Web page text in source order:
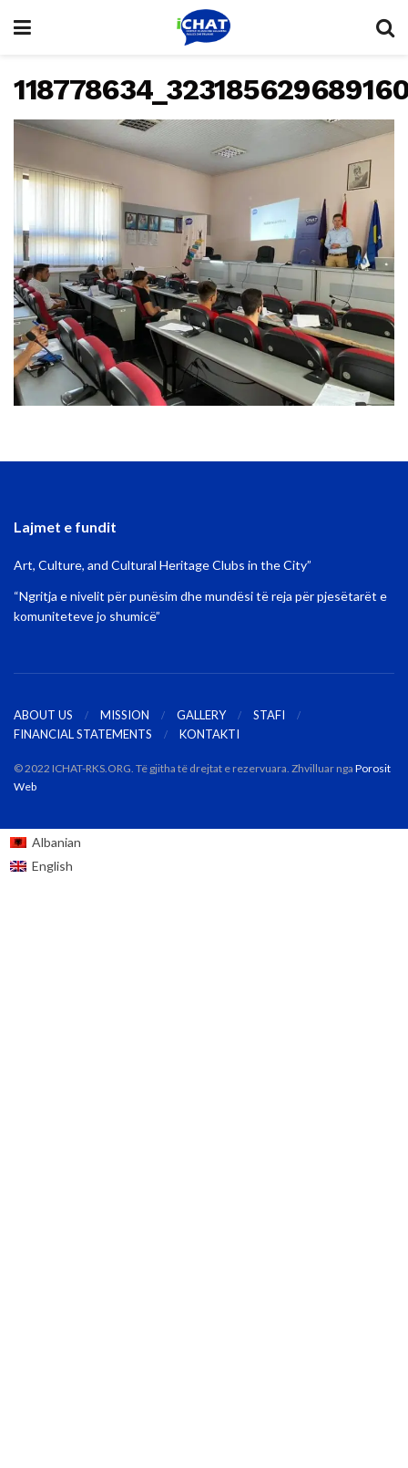
Lajmet e fundit
Art, Culture, and Cultural Heritage Clubs in the City”
“Ngritja e nivelit për punësim dhe mundësi të reja për pjesëtarët e
komuniteteve jo shumicë”
ABOUT US MISSION GALLERY
STAFI
FINANCIAL STATEMENTS
KONTAKTI
© 2022 ICHAT-RKS.ORG. Të gjitha të drejtat e rezervuara. Zhvilluar nga Porosit
Web
Albanian
English